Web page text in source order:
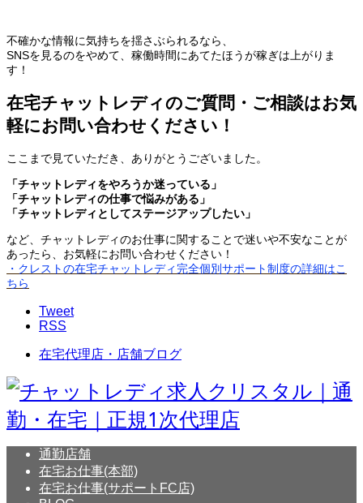
不確かな情報に気持ちを揺さぶられるなら、
SNSを見るのをやめて、稼働時間にあてたほうが稼ぎは上がりま
す！
在宅チャットレディのご質問・ご相談はお気
軽にお問い合わせください！
ここまで見ていただき、ありがとうございました。
「チャットレディをやろうか迷っている」
「チャットレディの仕事で悩みがある」
「チャットレディとしてステージアップしたい」
など、チャットレディのお仕事に関することで迷いや不安なことが
あったら、お気軽にお問い合わせください！
・クレストの在宅チャットレディ完全個別サポート制度の詳細はこ
ちら
Tweet
RSS
在宅代理店・店舗ブログ
通勤店舗
在宅お仕事(本部)
在宅お仕事(サポートFC店)